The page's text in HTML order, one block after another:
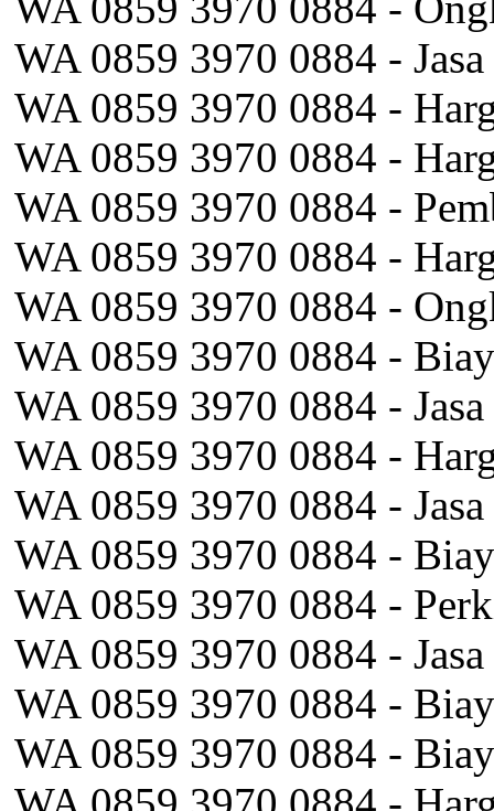
WA 0859 3970 0884 -
WA 0859 3970 0884 -
WA 0859 3970 0884 -
WA 0859 3970 0884 -
WA 0859 3970 0884 -
WA 0859 3970 0884 -
WA 0859 3970 0884 -
WA 0859 3970 0884 -
WA 0859 3970 0884 -
WA 0859 3970 0884 -
WA 0859 3970 0884 -
WA 0859 3970 0884 -
WA 0859 3970 0884 -
WA 0859 3970 0884 -
WA 0859 3970 0884 -